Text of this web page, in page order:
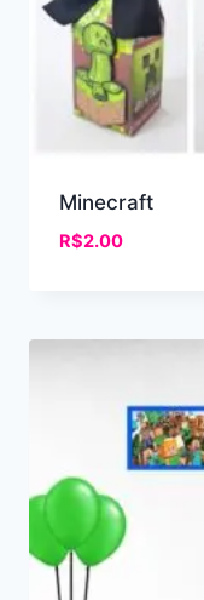
Minecraft
R$2.00